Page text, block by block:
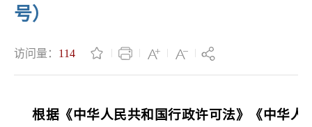
号）
访问量： 114
根据《中华人民共和国行政许可法》《中华